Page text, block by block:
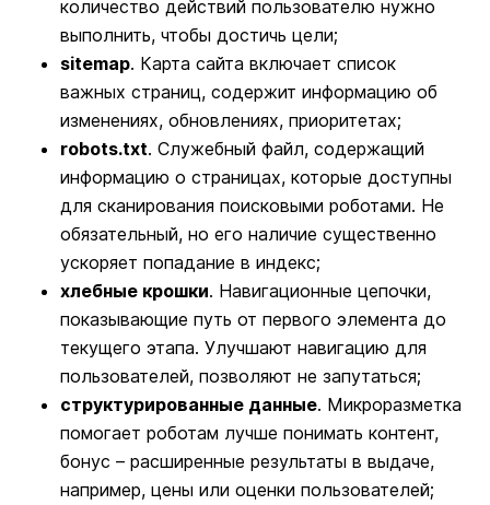
количество действий пользователю нужно
выполнить, чтобы достичь цели;
sitemap. Карта сайта включает список
важных страниц, содержит информацию об
изменениях, обновлениях, приоритетах;
robots.txt. Служебный файл, содержащий
информацию о страницах, которые доступны
для сканирования поисковыми роботами. Не
обязательный, но его наличие существенно
ускоряет попадание в индекс;
хлебные крошки. Навигационные цепочки,
показывающие путь от первого элемента до
текущего этапа. Улучшают навигацию для
пользователей, позволяют не запутаться;
структурированные данные. Микроразметка
помогает роботам лучше понимать контент,
бонус – расширенные результаты в выдаче,
например, цены или оценки пользователей;